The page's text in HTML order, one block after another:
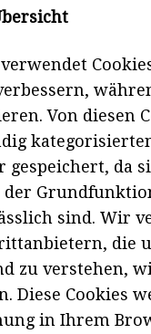
Von diesen
gespeichert, da
sind. Wir
die
zu verstehen,
Diese Cookies
in Ihrem